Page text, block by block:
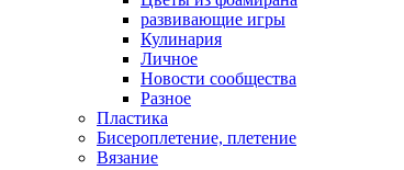
развивающие игры
Кулинария
Личное
Новости сообщества
Разное
Пластика
Бисероплетение, плетение
Вязание